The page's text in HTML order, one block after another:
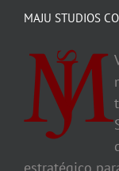
MAJU STUDIOS
estratégico